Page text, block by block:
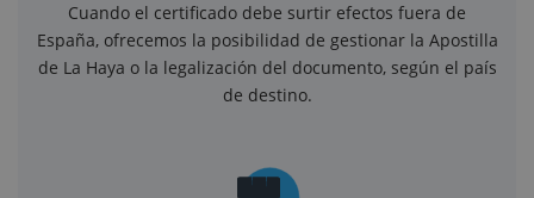
Cuando el certificado debe surtir efectos fuera de
España, ofrecemos la posibilidad de gestionar la Apostilla
de La Haya o la legalización del documento, según el país
de destino.